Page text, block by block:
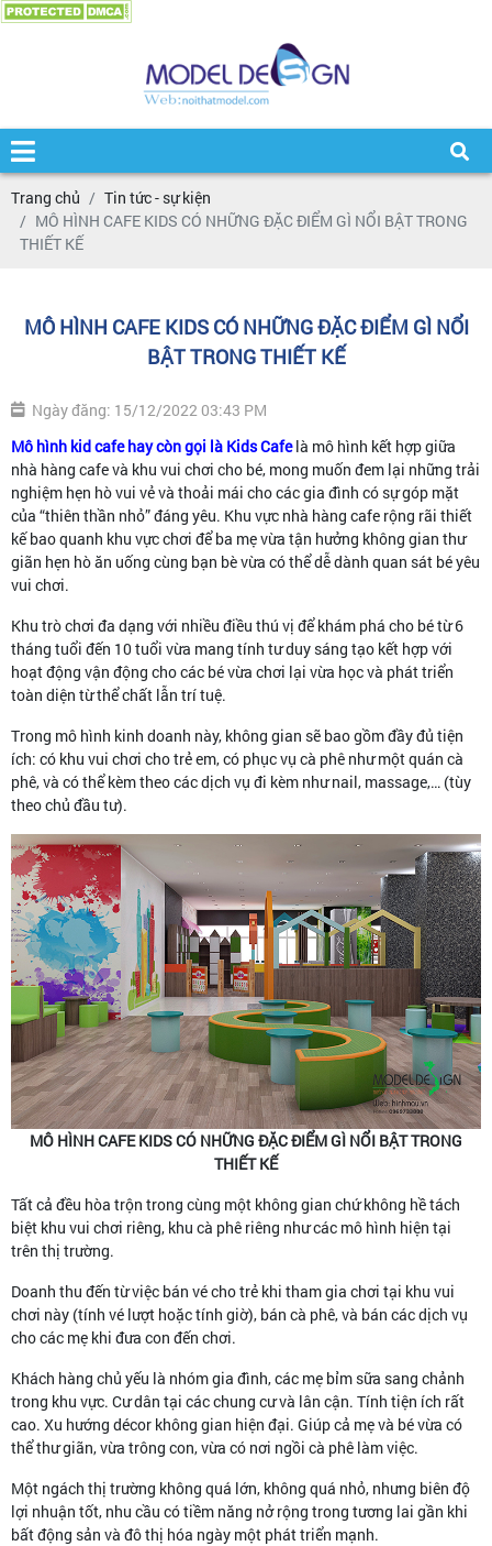
Trang chủ
Tin tức - sự kiện
MÔ HÌNH CAFE KIDS CÓ NHỮNG ĐẶC ĐIỂM GÌ NỔI BẬT TRONG
THIẾT KẾ
MÔ HÌNH CAFE KIDS CÓ NHỮNG ĐẶC ĐIỂM GÌ NỔI
BẬT TRONG THIẾT KẾ
Ngày đăng: 15/12/2022 03:43 PM
Mô hình kid cafe hay còn gọi là Kids Cafelà mô hình kết hợp giữa
nhà hàng cafe và khu vui chơi cho bé, mong muốn đem lại những trải
nghiệm hẹn hò vui vẻ và thoải mái cho các gia đình có sự góp mặt
của “thiên thần nhỏ” đáng yêu. Khu vực nhà hàng cafe rộng rãi thiết
kế bao quanh khu vực chơi để ba mẹ vừa tận hưởng không gian thư
giãn hẹn hò ăn uống cùng bạn bè vừa có thể dễ dành quan sát bé yêu
vui chơi.
Khu trò chơi đa dạng với nhiều điều thú vị để khám phá cho bé từ 6
tháng tuổi đến 10 tuổi vừa mang tính tư duy sáng tạo kết hợp với
hoạt động vận động cho các bé vừa chơi lại vừa học và phát triển
toàn diện từ thể chất lẫn trí tuệ.
Trong mô hình kinh doanh này, không gian sẽ bao gồm đầy đủ tiện
ích: có khu vui chơi cho trẻ em, có phục vụ cà phê như một quán cà
phê, và có thể kèm theo các dịch vụ đi kèm như nail, massage,… (tùy
theo chủ đầu tư).
MÔ HÌNH CAFE KIDS CÓ NHỮNG ĐẶC ĐIỂM GÌ NỔI BẬT TRONG
THIẾT KẾ
Tất cả đều hòa trộn trong cùng một không gian chứ không hề tách
biệt khu vui chơi riêng, khu cà phê riêng như các mô hình hiện tại
trên thị trường.
Doanh thu đến từ việc bán vé cho trẻ khi tham gia chơi tại khu vui
chơi này (tính vé lượt hoặc tính giờ), bán cà phê, và bán các dịch vụ
cho các mẹ khi đưa con đến chơi.
Khách hàng chủ yếu là nhóm gia đình, các mẹ bỉm sữa sang chảnh
trong khu vực. Cư dân tại các chung cư và lân cận. Tính tiện ích rất
cao. Xu hướng décor không gian hiện đại. Giúp cả mẹ và bé vừa có
thể thư giãn, vừa trông con, vừa có nơi ngồi cà phê làm việc.
Một ngách thị trường không quá lớn, không quá nhỏ, nhưng biên độ
lợi nhuận tốt, nhu cầu có tiềm năng nở rộng trong tương lai gần khi
bất động sản và đô thị hóa ngày một phát triển mạnh.